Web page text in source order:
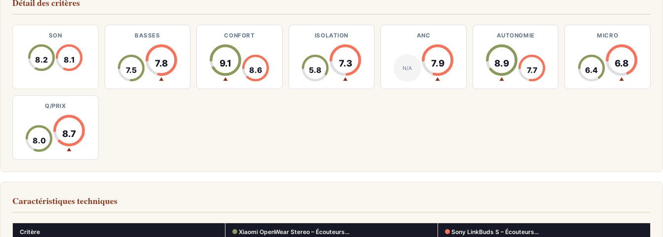
SON
8.2 8.1
BASSES
7.5
7.8
▲
CONFORT
9.1
▲
8.6
ISOLATION
5.8
7.3
▲
ANC
N/A 7.9
▲
AUTONOMIE
8.9
▲
7.7
MICRO
6.4
6.8
▲
Q/PRIX
8.0
8.7
▲
Caractéristiques techniques
Critère Xiaomi OpenWear Stereo – Écouteurs… Sony LinkBuds S – Écouteurs…